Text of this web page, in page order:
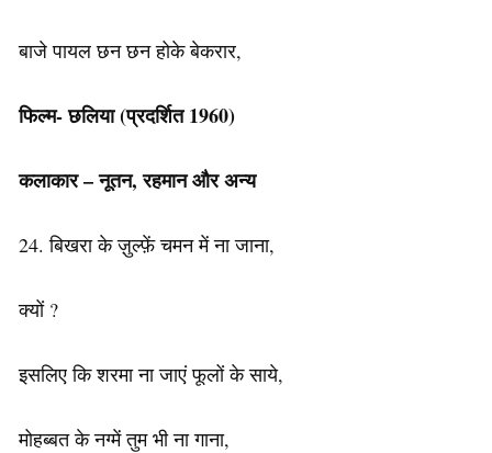
बाजे पायल छन छन होके बेकरार,
फिल्म- छलिया (प्रदर्शित 1960)
कलाकार – नूतन, रहमान और अन्य
24. बिखरा के ज़ुल्फ़ें चमन में ना जाना,
क्यों ?
इसलिए कि शरमा ना जाएं फूलों के साये,
मोहब्बत के नग्में तुम भी ना गाना,